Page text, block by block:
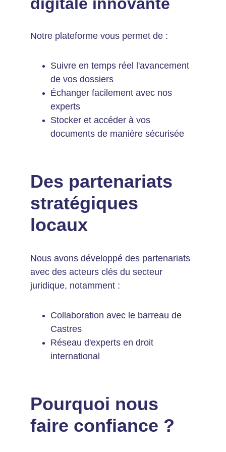
Notre plateforme vous permet de :
Suivre en temps réel l'avancement
de vos dossiers
Échanger facilement avec nos
experts
Stocker et accéder à vos
documents de manière sécurisée
Des partenariats
stratégiques
locaux
Nous avons développé des partenariats
avec des acteurs clés du secteur
juridique, notamment :
Collaboration avec le barreau de
Castres
Réseau d'experts en droit
international
Pourquoi nous
faire confiance ?